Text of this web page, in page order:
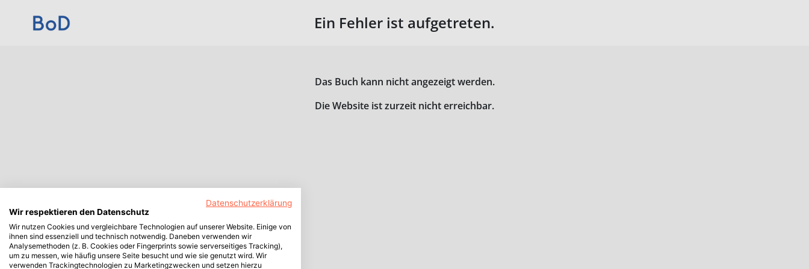
Ein Fehler ist aufgetreten.
Das Buch kann nicht angezeigt werden.
Die Website ist zurzeit nicht erreichbar.
Datenschutzerklärung
Wir respektieren den Datenschutz
Wir nutzen Cookies und vergleichbare Technologien auf unserer Website. Einige von
ihnen sind essenziell und technisch notwendig. Daneben verwenden wir
Analysemethoden (z. B. Cookies oder Fingerprints sowie serverseitiges Tracking),
um zu messen, wie häufig unsere Seite besucht und wie sie genutzt wird. Wir
verwenden Trackingtechnologien zu Marketingzwecken und setzen hierzu